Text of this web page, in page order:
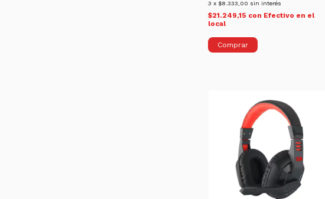
3 x $8.333,00 sin interés
$21.249,15 con Efectivo en el
local